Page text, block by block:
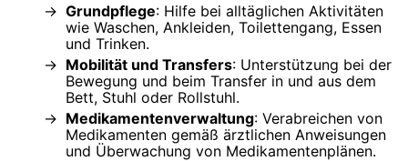
Grundpflege: Hilfe bei alltäglichen Aktivitäten
wie Waschen, Ankleiden, Toilettengang, Essen
und Trinken.
Mobilität und Transfers: Unterstützung bei der
Bewegung und beim Transfer in und aus dem
Bett, Stuhl oder Rollstuhl.
Medikamentenverwaltung: Verabreichen von
Medikamenten gemäß ärztlichen Anweisungen
und Überwachung von Medikamentenplänen.